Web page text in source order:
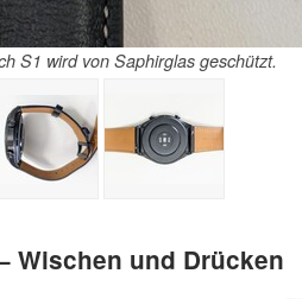
S1 wird von Saphirglas geschützt.
Wischen und Drücken